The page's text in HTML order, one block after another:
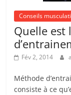
Conseils
Quelle est
Fév 2, 2014
Méthode
consiste à ce